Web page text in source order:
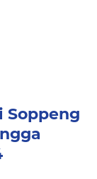
Soppeng